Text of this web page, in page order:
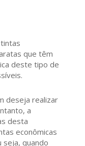
que têm
deste tipo de
deseja realizar
a
desta
econômicas
seja, quando